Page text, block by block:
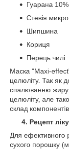
Гуарана 10%
Стевія
Шипшина
Кориця
Перець чилі
Маска "Maxi-
целюліту. Так як
спалюванню
целюліту, але
склад
4. Рецепт
Для ефективного
сухого порошку